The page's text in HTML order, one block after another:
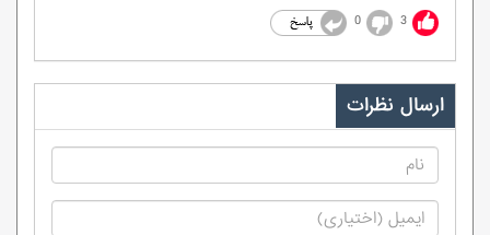
3
0
ارسال نظرات